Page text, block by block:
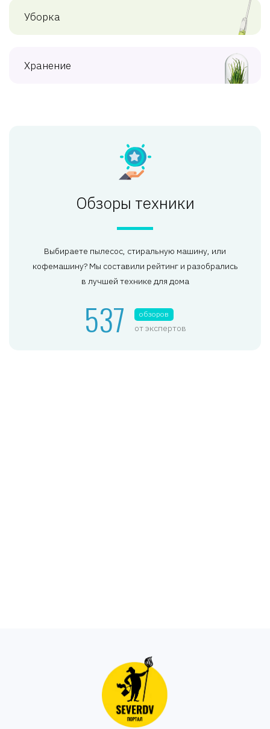
Уборка
Хранение
Обзоры техники
Выбираете пылесос, стиральную машину, или
кофемашину? Мы составили рейтинг и разобрались
в лучшей технике для дома
537 обзоров
от экспертов